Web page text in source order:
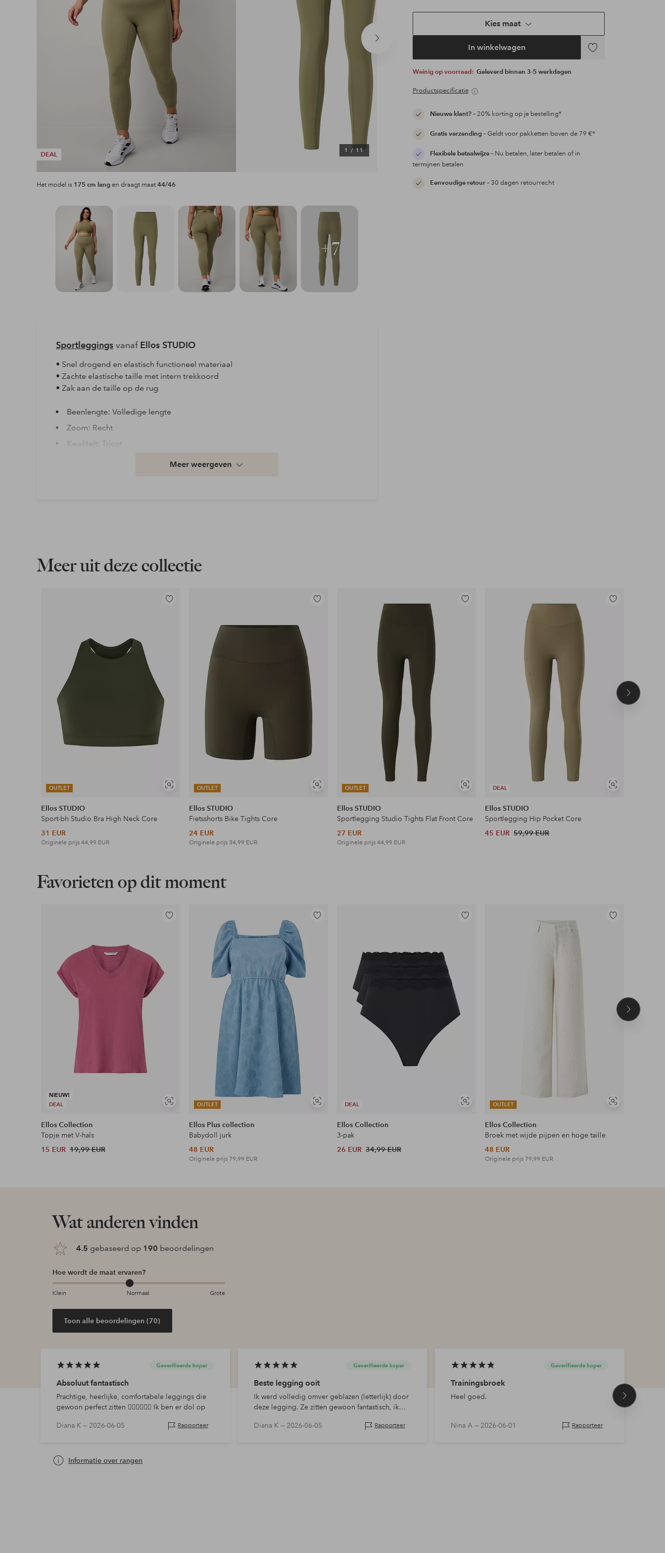
Volgend
DEAL
1 / 11
Het model is 175 cm langen draagt maat44/46
Kies maat
In winkelwagen
Toevoegen
Weinig op voorraad: Geleverd binnen 3-5 werkdagen
Productspecificatie
Nieuwe klant?– 20% korting op je bestelling*
Gratis verzending– Geldt voor pakketten boven de 79 €*
Flexibele betaalwijze– Nu betalen, later betalen of in
termijnen betalen
Eenvoudige retour– 30 dagen retourrecht
+7
Sportleggingsvanaf Ellos STUDIO
• Snel drogend en elastisch functioneel materiaal
• Zachte elastische taille met intern trekkoord
• Zak aan de taille op de rug
Beenlengte: Volledige lengte
Zoom: Recht
Kwaliteit: Tricot
Materiaal: 70% Polyamide, 30% Elastaan
Flexibele betaalwijze
Nu betalen, later betalen of in termijnen betalen
Meer lezen
Meer weergeven
Meer uit deze collectie
OUTLET
Soortgelijke
Toevoegen
Ellos STUDIO
Sport-bh Studio Bra High Neck Core
31 EUR
Originele prijs44,99 EUR
OUTLET
Soortgelijke
Toevoegen
Ellos STUDIO
Fietsshorts Bike Tights Core
24 EUR
Originele prijs 34,99 EUR
OUTLET
Soortgelijke
Toevoegen
Ellos STUDIO
Sportlegging Studio Tights Flat Front Core
27 EUR
Originele prijs44,99 EUR
DEAL
Soortgelijke
Toevoegen
Ellos STUDIO
Sportlegging Hip Pocket Core
45 EUR 59,99 EUR
Volgend
Favorieten op dit moment
NIEUW!
DEAL
Soortgelijke
Toevoegen
Ellos Collection
Topje met V-hals
15 EUR 19,99 EUR
OUTLET
Soortgelijke
Toevoegen
Ellos Plus collection
Babydoll jurk
48 EUR
Originele prijs 79,99 EUR
DEAL
Soortgelijke
Toevoegen
Ellos Collection
3-pak
26 EUR 34,99 EUR
OUTLET
Soortgelijke
Toevoegen
Ellos Collection
Broek met wijde pijpen en hoge taille
48 EUR
Originele prijs 79,99 EUR
Volgend
Wat anderen vinden
4.5 gebaseerd op 190 beoordelingen
Hoe wordt de maat ervaren?
Klein Normaal Grote
Toon alle beoordelingen (70)
Geverifieerde koper
Absoluut fantastisch
Prachtige, heerlijke, comfortabele leggings die
gewoon perfect zitten 👌🏻👌🏻👌🏻 Ik ben er dol op
Diana K — 2026-06-05 Rapporteer
Geverifieerde koper
Beste legging ooit
Ik werd volledig omver geblazen (letterlijk) door
deze legging. Ze zitten gewoon fantastisch, ik
Diana K — 2026-06-05 Rapporteer
Geverifieerde koper
Trainingsbroek
Heel goed.
Nina A —2026-06-01 Rapporteer
Volgend
Informatie over rangen